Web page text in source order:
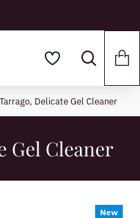
Tarrago, Delicate Gel Cleaner
Gel Cleaner
New